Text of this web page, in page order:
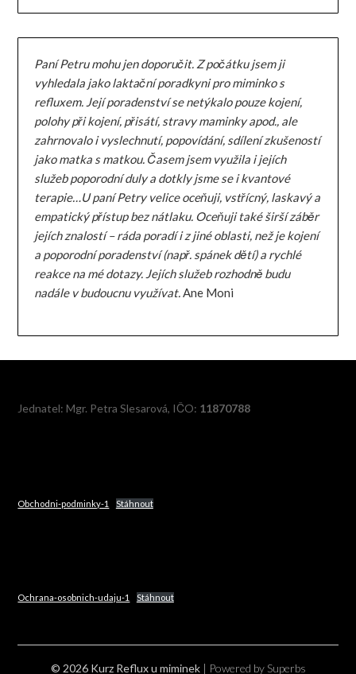
Paní Petru mohu jen doporučit. Z počátku jsem ji
vyhledala jako laktační poradkyni pro miminko s
refluxem. Její poradenství se netýkalo pouze kojení,
polohy při kojení, přisátí, stravy maminky apod., ale
zahrnovalo i vyslechnutí, popovídání, sdílení zkušeností
jako matka s matkou. Časem jsem využila i jejích
služeb poporodní duly a dotkly jsme se i kvantové
terapie…U paní Petry velice oceňuji, vstřícný, laskavý a
empatický přístup bez nátlaku. Oceňuji také širší záběr
jejích znalostí – ráda poradí i z jiné oblasti, než je kojení
a poporodní poradenství (např. spánek dětí) a rychlé
reakce na mé dotazy. Jejích služeb rozhodně budu
nadále v budoucnu využívat.Ane Moni
Jednatel: Mgr. Petra Slesarová, IČO: 11870788
Obchodni-podminky-1 Stáhnout
Ochrana-osobnich-udaju-1 Stáhnout
© 2026 Kurz Reflux u miminek | Powered by Superbs